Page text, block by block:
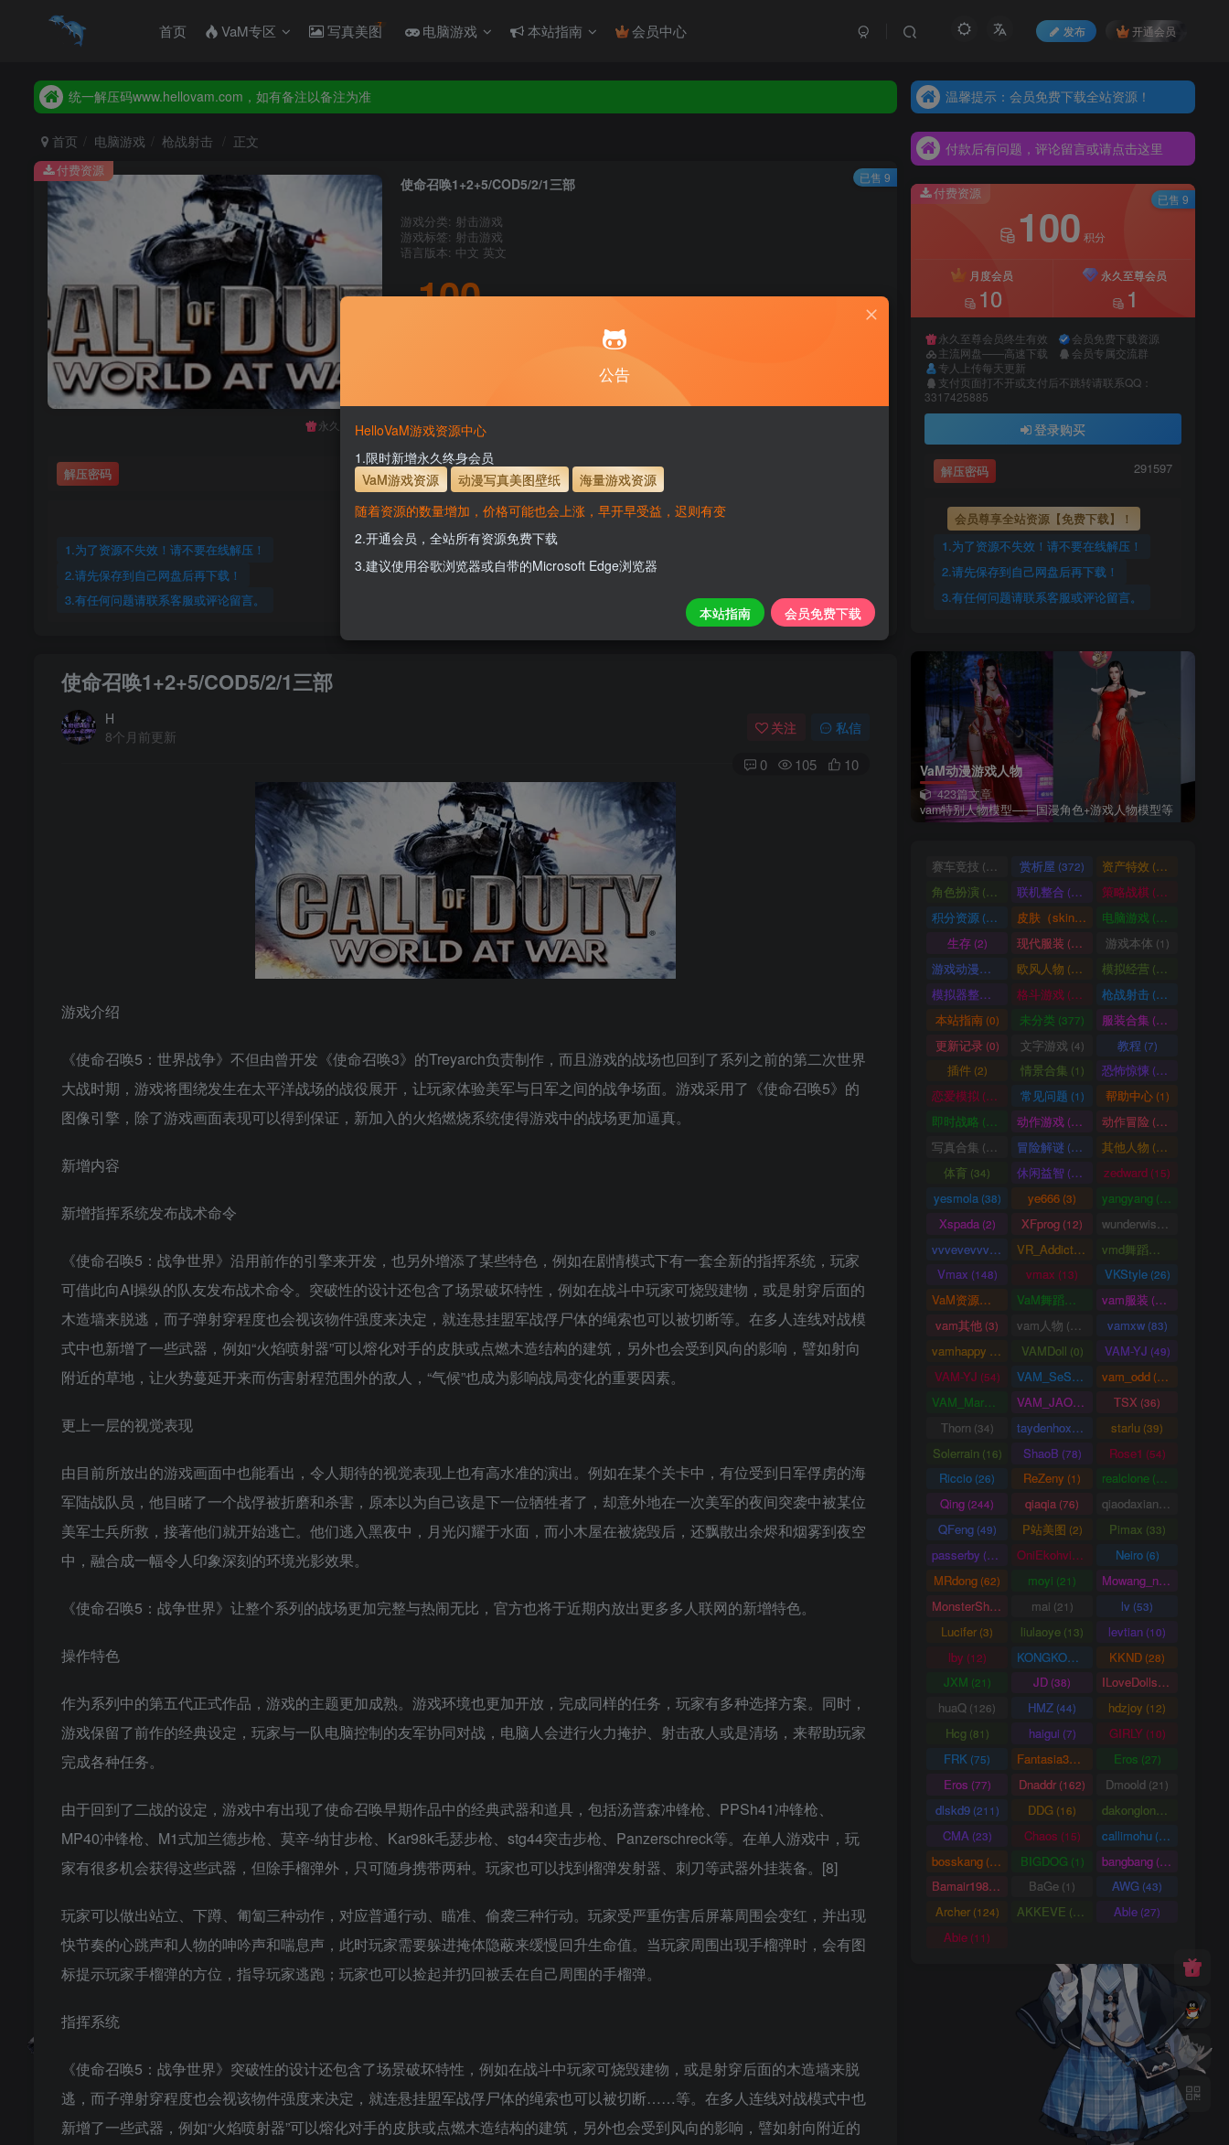
首页 VaM专区 写真美图 电脑游戏 本站指南 会员中心 发布 开通会员
2026年新增【永久会员】限时特价，售完即止，错过等一年！！！
2026年新增【永久会员】限时特价，售完即止，错过等一年！！！
首页 电脑游戏 枪战射击 正文
使命召唤1+2+5/COD5/2/1三部
游戏分类: 射击游戏
游戏标签: 射击游戏
语言版本: 中文 英文
100
永久至尊会员
永久至尊会员终生有效 会员免费下载资源
解压密码
会员尊享全站资源【免费下载】！
1.为了资源不失效！请不要在线解压！
2.请先保存到自己网盘后再下载！
3.有任何问题请联系客服或评论留言。
付费资源 已售 9
使命召唤1+2+5/COD5/2/1三部
H
8个月前更新
关注 私信
0 105 10
游戏介绍
《使命召唤5：世界战争》不但由曾开发《使命召唤3》的Treyarch负责制作，而且游戏的战场也回到了系列之前的第二次世界
大战时期，游戏将围绕发生在太平洋战场的战役展开，让玩家体验美军与日军之间的战争场面。游戏采用了《使命召唤5》的
图像引擎，除了游戏画面表现可以得到保证，新加入的火焰燃烧系统使得游戏中的战场更加逼真。
新增内容
新增指挥系统发布战术命令
《使命召唤5：战争世界》沿用前作的引擎来开发，也另外增添了某些特色，例如在剧情模式下有一套全新的指挥系统，玩家
可借此向AI操纵的队友发布战术命令。突破性的设计还包含了场景破坏特性，例如在战斗中玩家可烧毁建物，或是射穿后面的
木造墙来脱逃，而子弹射穿程度也会视该物件强度来决定，就连悬挂盟军战俘尸体的绳索也可以被切断等。在多人连线对战模
式中也新增了一些武器，例如“火焰喷射器”可以熔化对手的皮肤或点燃木造结构的建筑，另外也会受到风向的影响，譬如射向
附近的草地，让火势蔓延开来而伤害射程范围外的敌人，“气候”也成为影响战局变化的重要因素。
更上一层的视觉表现
由目前所放出的游戏画面中也能看出，令人期待的视觉表现上也有高水准的演出。例如在某个关卡中，有位受到日军俘虏的海
军陆战队员，他目睹了一个战俘被折磨和杀害，原本以为自己该是下一位牺牲者了，却意外地在一次美军的夜间突袭中被某位
美军士兵所救，接著他们就开始逃亡。他们逃入黑夜中，月光闪耀于水面，而小木屋在被烧毁后，还飘散出余烬和烟雾到夜空
中，融合成一幅令人印象深刻的环境光影效果。
《使命召唤5：战争世界》让整个系列的战场更加完整与热闹无比，官方也将于近期内放出更多多人联网的新增特色。
操作特色
作为系列中的第五代正式作品，游戏的主题更加成熟。游戏环境也更加开放，完成同样的任务，玩家有多种选择方案。同时，
游戏保留了前作的经典设定，玩家与一队电脑控制的友军协同对战，电脑人会进行火力掩护、射击敌人或是清场，来帮助玩家
完成各种任务。
由于回到了二战的设定，游戏中有出现了使命召唤早期作品中的经典武器和道具，包括汤普森冲锋枪、PPSh41冲锋枪、
MP40冲锋枪、M1式加兰德步枪、莫辛-纳甘步枪、Kar98k毛瑟步枪、stg44突击步枪、Panzerschreck等。在单人游戏中，玩
家有很多机会获得这些武器，但除手榴弹外，只可随身携带两种。玩家也可以找到榴弹发射器、刺刀等武器外挂装备。[8]
玩家可以做出站立、下蹲、匍匐三种动作，对应普通行动、瞄准、偷袭三种行动。玩家受严重伤害后屏幕周围会变红，并出现
快节奏的心跳声和人物的呻吟声和喘息声，此时玩家需要躲进掩体隐蔽来缓慢回升生命值。当玩家周围出现手榴弹时，会有图
标提示玩家手榴弹的方位，指导玩家逃跑；玩家也可以捡起并扔回被丢在自己周围的手榴弹。
指挥系统
《使命召唤5：战争世界》突破性的设计还包含了场景破坏特性，例如在战斗中玩家可烧毁建物，或是射穿后面的木造墙来脱
逃，而子弹射穿程度也会视该物件强度来决定，就连悬挂盟军战俘尸体的绳索也可以被切断……等。在多人连线对战模式中也
新增了一些武器，例如“火焰喷射器”可以熔化对手的皮肤或点燃木造结构的建筑，另外也会受到风向的影响，譬如射向附近的
温馨提示：会员免费下载全站资源！
温馨提示：会员免费下载全站资源！
付款后有问题，评论留言或请点击这里
付款后有问题，评论留言或请点击这里
付款后有问题，评论留言或请点击这里
付费资源
100 积分
月度会员
10
永久至尊会员
1
永久至尊会员终生有效
会员免费下载资源
主流网盘——高速下载
会员专属交流群
专人上传每天更新
支付页面打不开或支付后不跳转请联系QQ：
3317425885
登录购买
解压密码 291597
会员尊享全站资源【免费下载】！
1.为了资源不失效！请不要在线解压！
2.请先保存到自己网盘后再下载！
3.有任何问题请联系客服或评论留言。
已售 9
VaM动漫游戏人物
423篇文章
vam特别人物模型——国漫角色+游戏人物模型等
赛车竞技 (36) 赏析屋 (372) 资产特效 (224)
角色扮演 (207) 联机整合 (34) 策略战棋 (71)
积分资源 (3246) 皮肤（skin） (1)电脑游戏 (1003)
生存(2) 现代服装 (929) 游戏本体 (1)
游戏动漫古装 (466)
欧风人物 (62) 模拟经营 (57)
模拟器整合 格斗游戏 (25) 枪战射击 (105)
本站指南(0) 未分类 (377) 服装合集 (20)
更新记录(0) 文字游戏 (4) 教程 (7)
插件(2) 情景合集 (1) 恐怖惊悚 (64)
恋爱模拟 (101) 常见问题 (1) 帮助中心(1)
即时战略 (14) 动作游戏 (33) 动作冒险 (336)
写真合集 (370) 冒险解谜 (30) 其他人物 (661)
体育 (34) 休闲益智 (69) zedward (15)
yesmola(38) ye666 (3) yangyang (86)
Xspada(2) XFprog (12)
vvvevevvv
(191) VR_Addict
(38) vmd舞蹈数据
Vmax (148) vmax (13) VKStyle(26)
VaM资源中心 (4163) VaM舞蹈视频 (5)vam服装 (1458)
vam其他 (3) vam人物 (3105) vamxw(83)
vamhappy VAMDoll (0) VAM-YJ (49)
VAM-YJ (54) VAM_SeSe(10) vam_odd (20)
VAM_Mars(0) VAM_JAO
(15) TSX (36)
Thorn (34) taydenhoxe(8) starlu (39)
Solerrain(16) ShaoB (78) Rose1 (54)
Riccio (26) ReZeny (1) realclone (70)
Qing (244) qiaqia (76) qiaodaxian
(16)
QFeng(49) P站美图 (2) Pimax (33)
passerby (26) OniEkohvius Neiro(6)
MRdong (62) moyi (21) Mowang_nixi
MonsterShinkai (38)mai (21) lv (53)
Lucifer (3) liulaoye (13) levtian (10)
lby (12) KONGKONG KKND (28)
JXM (21) JD (38) ILoveDolls
(66)
huaQ (126) HMZ (44) hdzjoy (12)
Hcg(81) haigui (7) GIRLY(10)
FRK (75) Fantasia3DArt (55)Eros (27)
Eros (77) Dnaddr(162) Dmoold (21)
dlskd9(211) DDG (16) dakonglong
CMA (23) Chaos (15) callimohu (57)
bosskang (85) BIGDOG (1) bangbang (22)
Bamair1984(15) BaGe (1) AWG (43)
Archer(124) AKKEVE (114) Able (27)
Abie (11)
公告
HelloVaM游戏资源中心
1.限时新增永久终身会员
VaM游戏资源
动漫写真美图壁纸
海量游戏资源
随着资源的数量增加，价格可能也会上涨，早开早受益，迟则有变
2.开通会员，全站所有资源免费下载
3.建议使用谷歌浏览器或自带的Microsoft Edge浏览器
本站指南 会员免费下载